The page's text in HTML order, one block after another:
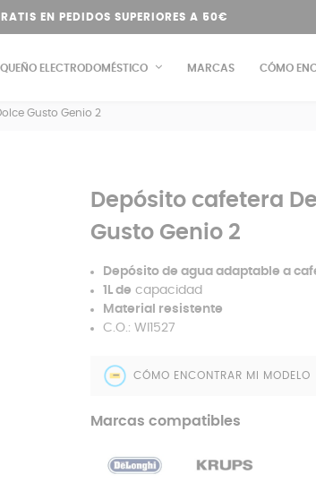
EN PEDIDOS SUPERIORES A 50€
ELECTRODOMÉSTICO MARCAS CÓMO
Gusto Genio 2
Depósito cafetera
Gusto Genio 2
Depósito de agua adaptable a
1L de capacidad
Material resistente
C.O.: WI1527
CÓMO ENCONTRAR MI MODELO
Marcas compatibles